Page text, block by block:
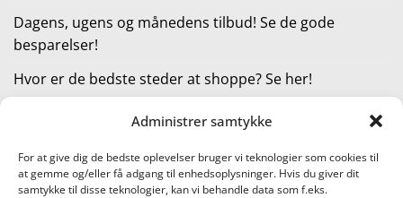
Administrer samtykke
For at give dig de bedste oplevelser bruger vi teknologier som cookies til
at gemme og/eller få adgang til enhedsoplysninger. Hvis du giver dit
samtykke til disse teknologier, kan vi behandle data som f.eks.
Dagens, ugens og månedens tilbud! Se de gode
besparelser!
Hvor er de bedste steder at shoppe? Se her!
Kategorier